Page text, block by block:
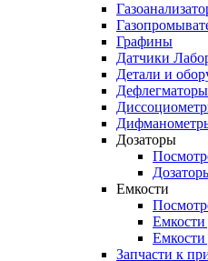
Графины
Датчики
Детали и
Дефлегматоры
Дозаторы
Емкости
Емкости
Емкости
Запчасти к